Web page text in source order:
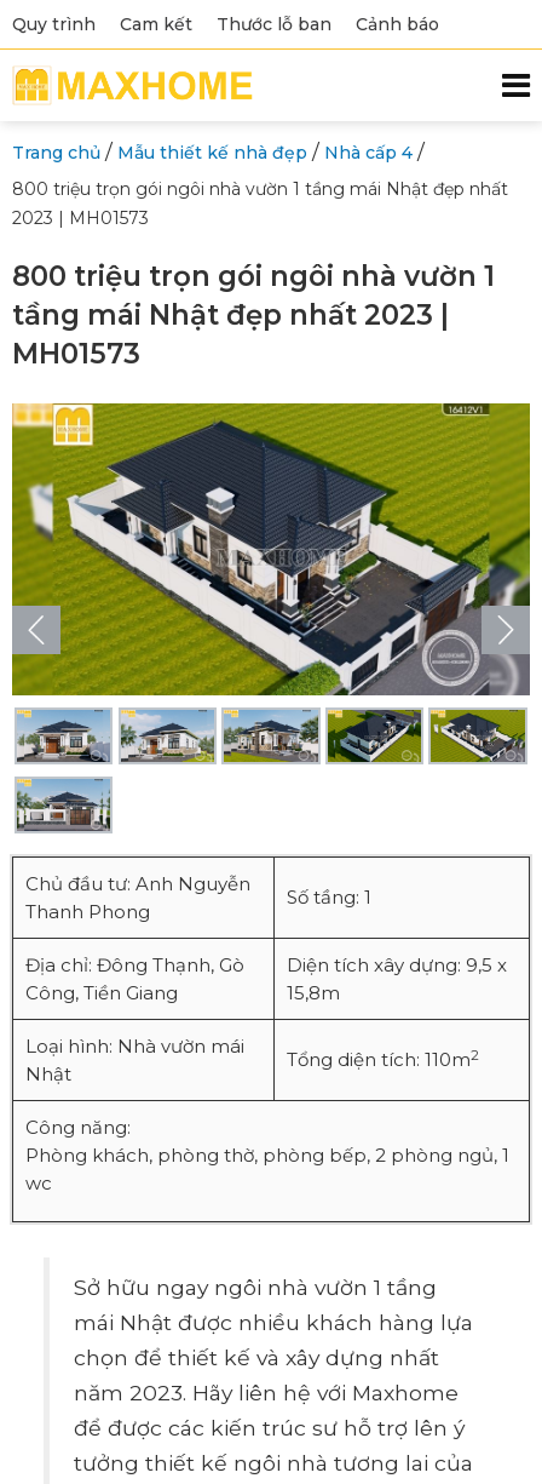
Quy trình Cam kết Thước lỗ ban Cảnh báo
Trang chủ / Mẫu thiết kế nhà đẹp / Nhà cấp 4 /
800 triệu trọn gói ngôi nhà vườn 1 tầng mái Nhật đẹp nhất
2023 | MH01573
800 triệu trọn gói ngôi nhà vườn 1
tầng mái Nhật đẹp nhất 2023 |
MH01573
Chủ đầu tư: Anh Nguyễn
Thanh Phong
Số tầng: 1
Địa chỉ: Đông Thạnh, Gò
Công, Tiền Giang
Diện tích xây dựng: 9,5 x
15,8m
Loại hình: Nhà vườn mái
Nhật
Tổng diện tích: 110m2
Công năng:
Phòng khách, phòng thờ, phòng bếp, 2 phòng ngủ, 1
wc
Sở hữu ngay ngôi nhà vườn 1 tầng
mái Nhật được nhiều khách hàng lựa
chọn để thiết kế và xây dựng nhất
năm 2023. Hãy liên hệ với Maxhome
để được các kiến trúc sư hỗ trợ lên ý
tưởng thiết kế ngôi nhà tương lai của